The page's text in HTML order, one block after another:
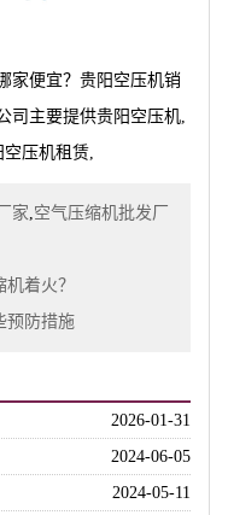
家便宜？贵阳空压机销
司主要提供贵阳空压机,
压机租赁,
家 空气压缩机批发厂
着火？
预防措施
2026-01-31
2024-06-05
2024-05-11